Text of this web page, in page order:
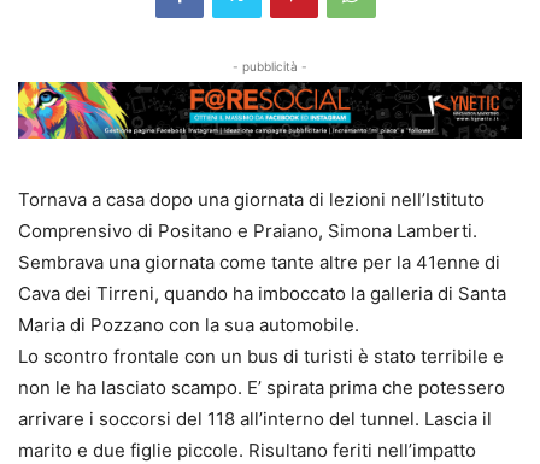
- pubblicità -
Tornava a casa dopo una giornata di lezioni nell’Istituto
Comprensivo di Positano e Praiano, Simona Lamberti.
Sembrava una giornata come tante altre per la 41enne di
Cava dei Tirreni, quando ha imboccato la galleria di Santa
Maria di Pozzano con la sua automobile.
Lo scontro frontale con un bus di turisti è stato terribile e
non le ha lasciato scampo. E’ spirata prima che potessero
arrivare i soccorsi del 118 all’interno del tunnel. Lascia il
marito e due figlie piccole. Risultano feriti nell’impatto